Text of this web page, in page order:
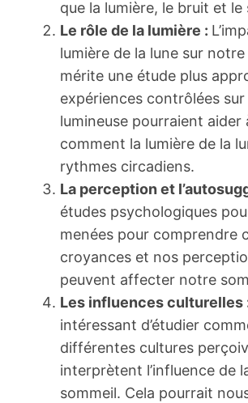
que la lumière, le bruit et le
Le rôle de la lumière :
lumière de la lune sur
mérite une étude plus
expériences contrôlées sur
lumineuse pourraient aider
comment la lumière de la
rythmes circadiens.
La perception et
études psychologiques
menées pour comprendre
croyances et nos
peuvent affecter notre
Les influences culturelles
intéressant d’étudier
différentes cultures
interprètent l’influence de
sommeil. Cela pourrait